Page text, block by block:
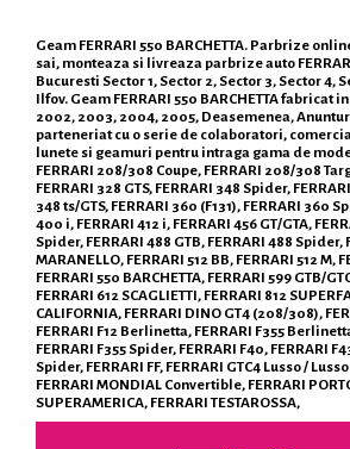
Geam FERRARI 550 BARCHETTA. Parbrize
sai, monteaza si livreaza parbrize auto
Bucuresti Sector 1, Sector 2, Sector 3, Sector 4,
Ilfov. Geam FERRARI 550 BARCHETTA fabricat
2002, 2003, 2004, 2005, Deasemenea,
parteneriat cu o serie de colaboratori,
lunete si geamuri pentru intraga gama de
FERRARI 208/308 Coupe, FERRARI 208/308
FERRARI 328 GTS, FERRARI 348 Spider,
348 ts/GTS, FERRARI 360 (F131), FERRARI 360
400 i, FERRARI 412 i, FERRARI 456 GT/GTA,
Spider, FERRARI 488 GTB, FERRARI 488 Spider,
MARANELLO, FERRARI 512 BB, FERRARI 512 M,
FERRARI 550 BARCHETTA, FERRARI 599 GTB/
FERRARI 612 SCAGLIETTI, FERRARI 812
CALIFORNIA, FERRARI DINO GT4 (208/308),
FERRARI F12 Berlinetta, FERRARI F355
FERRARI F355 Spider, FERRARI F40, FERRARI
Spider, FERRARI FF, FERRARI GTC4 Lusso /
FERRARI MONDIAL Convertible, FERRARI
SUPERAMERICA, FERRARI TESTAROSSA,